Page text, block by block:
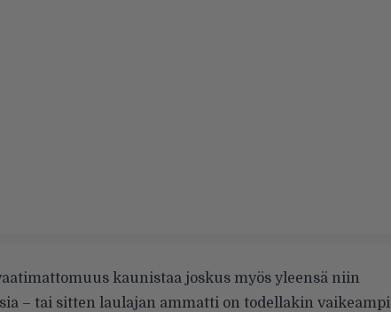
kaunistaa joskus myös yleensä niin
– tai sitten laulajan ammatti on todellakin vaikeampi